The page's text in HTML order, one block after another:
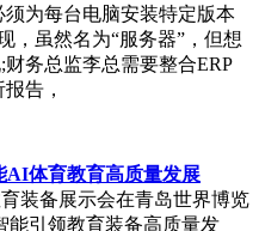
为每台电脑安装特定版本
，虽然名为“服务器”，但想
务总监李总需要整合ERP
告，
体育教育高质量发展
装备展示会在青岛世界博览
能引领教育装备高质量发